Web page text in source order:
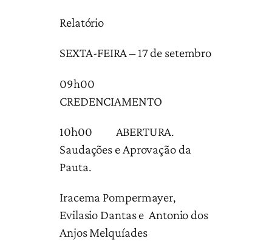
Relatório
SEXTA-FEIRA – 17 de setembro
09h00
CREDENCIAMENTO
10h00 ABERTURA.
Saudações e Aprovação da
Pauta.
Iracema Pompermayer,
Evilasio Dantas e Antonio dos
Anjos Melquíades